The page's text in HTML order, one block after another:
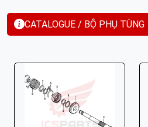
CATALOGUE / BỘ PHỤ TÙNG